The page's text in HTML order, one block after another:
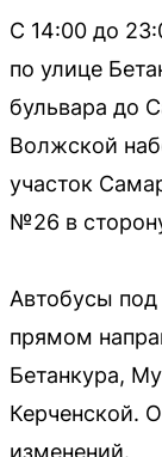
С 14:00 до
по улице
бульвара до
Волжской
участок
№26 в
Автобусы
прямом
Бетанкура,
Керченской.
изменений.